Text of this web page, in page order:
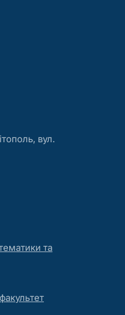
вул.
та